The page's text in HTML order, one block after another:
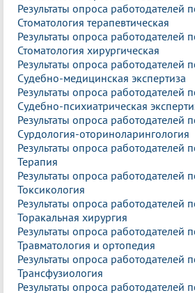
Результаты опроса работодателей
Стоматология терапевтическая
Результаты опроса работодателей
Стоматология хирургическая
Результаты опроса работодателей
Судебно-медицинская экспертиза
Результаты опроса работодателей
Судебно-психиатрическая
Результаты опроса работодателей
Сурдология-оториноларингология
Результаты опроса работодателей
Терапия
Результаты опроса работодателей
Токсикология
Результаты опроса работодателей
Торакальная хирургия
Результаты опроса работодателей
Травматология и ортопедия
Результаты опроса работодателей
Трансфузиология
Результаты опроса работодателей